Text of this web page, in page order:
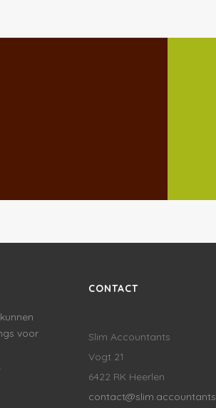
voor
CONTACT
Slim Accountants
Vogt 21
6422 RK Heerlen
contact@slim.accountants